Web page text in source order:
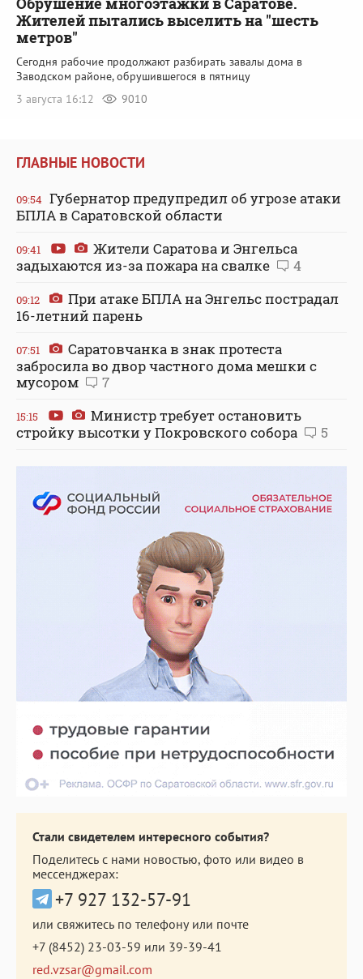
Жителей пытались выселить на "шесть
метров"
Сегодня рабочие продолжают разбирать завалы дома в
Заводском районе, обрушившегося в пятницу
3 августа 16:12
9010
ГЛАВНЫЕ НОВОСТИ
09:54 Губернатор предупредил об угрозе атаки
БПЛА в Саратовской области
09:41
Жители Саратова и Энгельса
задыхаются из-за пожара на свалке
4
09:12
При атаке БПЛА на Энгельс пострадал
16-летний парень
07:51
Саратовчанка в знак протеста
забросила во двор частного дома мешки с
мусором
7
15:15
Министр требует остановить
стройку высотки у Покровского собора
5
Стали свидетелем интересного события?
Поделитесь с нами новостью, фото или видео в
мессенджерах:
+7 927 132-57-91
или свяжитесь по телефону или почте
+7 (8452) 23-03-59 или 39-39-41
red.vzsar@gmail.com